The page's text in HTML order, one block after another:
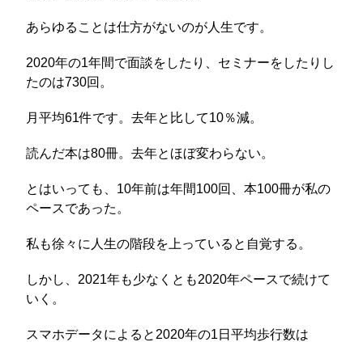
あらゆることは仕方がないのが人生です。
2020年の1年間で面談をしたり、セミナーをしたりし
たのは730回。
月平均61件です。去年と比して10％減。
読んだ本は80冊。去年とほぼ変わらない。
とはいっても、10年前は年間100回、本100冊が私の
ペースであった。
私も徐々に人生の階段を上っていると自覚する。
しかし、2021年も少なくとも2020年ペースで続けて
いく。
スマホデータによると2020年の1日平均歩行数は